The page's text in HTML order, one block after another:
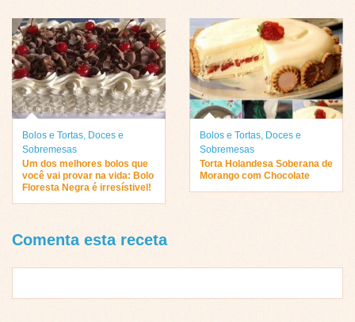
Bolos e Tortas, Doces e
Sobremesas
Um dos melhores bolos que
você vai provar na vida: Bolo
Floresta Negra é irresístivel!
Bolos e Tortas, Doces e
Sobremesas
Torta Holandesa Soberana de
Morango com Chocolate
Comenta esta receta